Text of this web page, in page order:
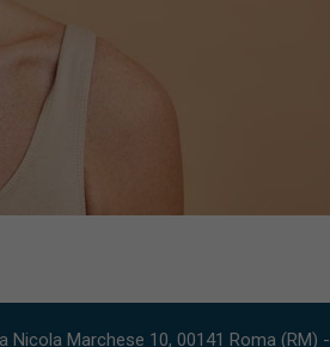
Marchese 10, 00141 Roma (RM)